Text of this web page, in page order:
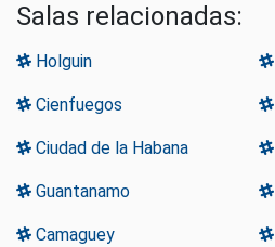
Salas relacionadas:
Holguin
Cienfuegos
Ciudad de la Habana
Guantanamo
Camaguey